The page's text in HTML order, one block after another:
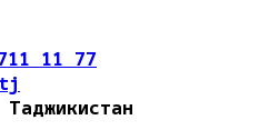
11 77